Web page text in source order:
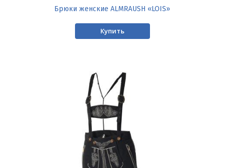
Брюки женские ALMRAUSH «LOIS»
Купить